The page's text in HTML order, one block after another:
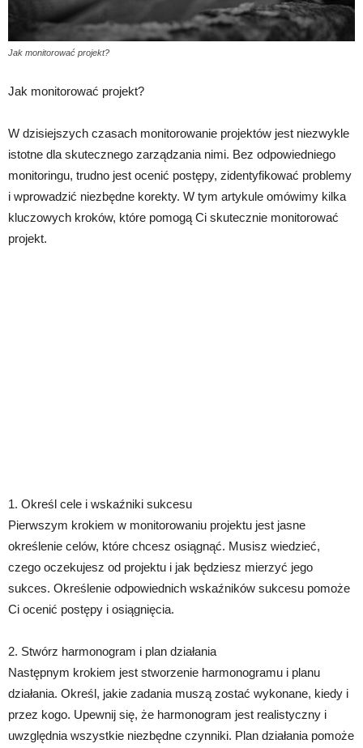
Jak monitorować projekt?
Jak monitorować projekt?
W dzisiejszych czasach monitorowanie projektów jest niezwykle
istotne dla skutecznego zarządzania nimi. Bez odpowiedniego
monitoringu, trudno jest ocenić postępy, zidentyfikować problemy
i wprowadzić niezbędne korekty. W tym artykule omówimy kilka
kluczowych kroków, które pomogą Ci skutecznie monitorować
projekt.
1. Określ cele i wskaźniki sukcesu
Pierwszym krokiem w monitorowaniu projektu jest jasne
określenie celów, które chcesz osiągnąć. Musisz wiedzieć,
czego oczekujesz od projektu i jak będziesz mierzyć jego
sukces. Określenie odpowiednich wskaźników sukcesu pomoże
Ci ocenić postępy i osiągnięcia.
2. Stwórz harmonogram i plan działania
Następnym krokiem jest stworzenie harmonogramu i planu
działania. Określ, jakie zadania muszą zostać wykonane, kiedy i
przez kogo. Upewnij się, że harmonogram jest realistyczny i
uwzględnia wszystkie niezbędne czynniki. Plan działania pomoże